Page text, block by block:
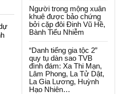
Người trong mộng xuân
khuê được bảo chứng
bởi cặp đôi Đinh Vũ Hề,
Bành Tiểu Nhiễm
“Danh tiếng gia tộc 2”
quy tụ dàn sao TVB
đình đám: Xa Thi Mạn,
Lâm Phong, La Tử Dật,
La Gia Lương, Huỳnh
Hạo Nhiên…